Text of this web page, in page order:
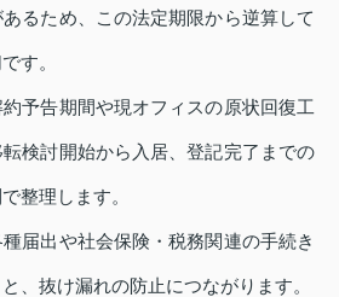
るため、この法定期限から逆算して
す。
予告期間や現オフィスの原状回復工
検討開始から入居、登記完了までの
整理します。
届出や社会保険・税務関連の手続き
、抜け漏れの防止につながります。